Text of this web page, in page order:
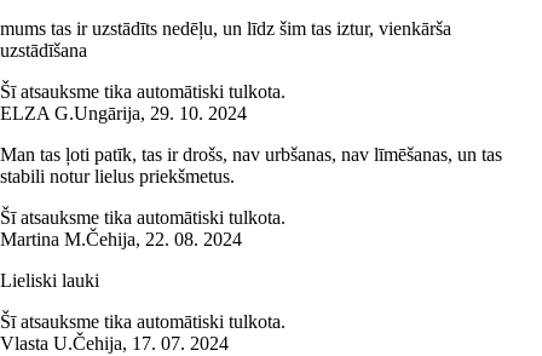
mums tas ir uzstādīts nedēļu, un līdz šim tas iztur, vienkārša
uzstādīšana
Šī atsauksme tika automātiski tulkota.
ELZA G.Ungārija, 29. 10. 2024
Man tas ļoti patīk, tas ir drošs, nav urbšanas, nav līmēšanas, un tas
stabili notur lielus priekšmetus.
Šī atsauksme tika automātiski tulkota.
Martina M.Čehija, 22. 08. 2024
Lieliski lauki
Šī atsauksme tika automātiski tulkota.
Vlasta U.Čehija, 17. 07. 2024